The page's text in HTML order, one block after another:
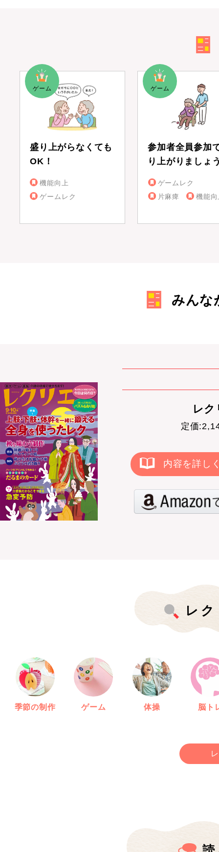
盛り上がらなくても
OK！
機能向上
ゲームレク
参加者全員参加
り上がりましょ
ゲームレク
片麻痺
機能向
みんな
レ
定価
内容を詳し
レ
季節の制作 ゲーム 体操 脳ト